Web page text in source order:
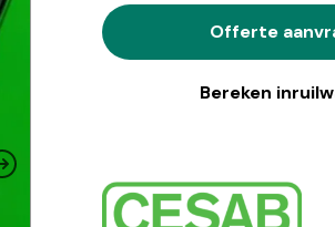
Offerte
Bereken